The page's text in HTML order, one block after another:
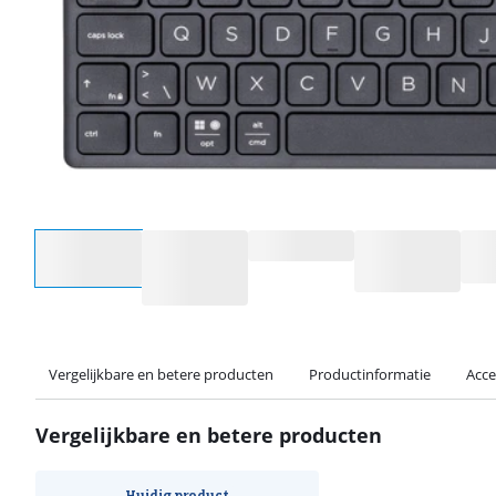
Vergelijkbare en betere producten Productinformatie
Vergelijkbare en betere producten